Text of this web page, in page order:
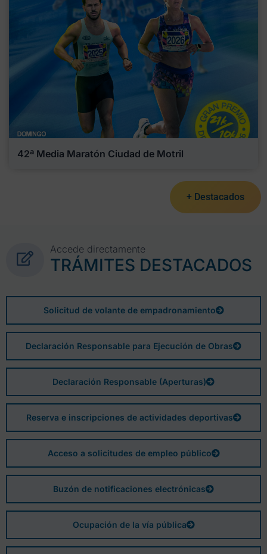
42ª Media Maratón Ciudad de Motril
+ Destacados
Accede directamente
TRÁMITES DESTACADOS
Solicitud de volante de empadronamiento
Declaración Responsable para Ejecución de Obras
Declaración Responsable (Aperturas)
Reserva e inscripciones de actividades deportivas
Acceso a solicitudes de empleo público
Buzón de notificaciones electrónicas
Ocupación de la vía pública